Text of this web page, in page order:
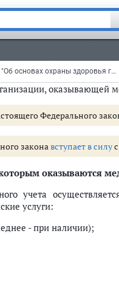
Федеральный закон от 21 ноября 2011 г. N 323-ФЗ "Об основах охраны здоровья граждан в Российской Федерации"
редакции
числе данные об
оказывающей
оказывающей
Федерального
законавступает в силу
оказываются
учета
услуги:
- при наличии);